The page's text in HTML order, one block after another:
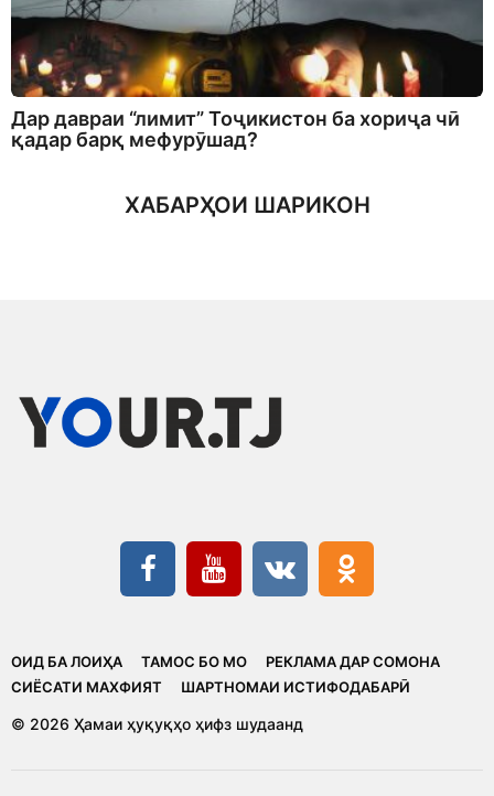
Дар давраи “лимит” Тоҷикистон ба хориҷа чӣ
қадар барқ мефурӯшад?
ХАБАРҲОИ ШАРИКОН
ОИД БА ЛОИҲА ТАМОС БО МО
РЕКЛАМА ДАР СОМОНА
CИЁСАТИ МАХФИЯТ
ШАРТНОМАИ ИСТИФОДАБАРӢ
© 2026 Ҳамаи ҳуқуқҳо ҳифз шудаанд